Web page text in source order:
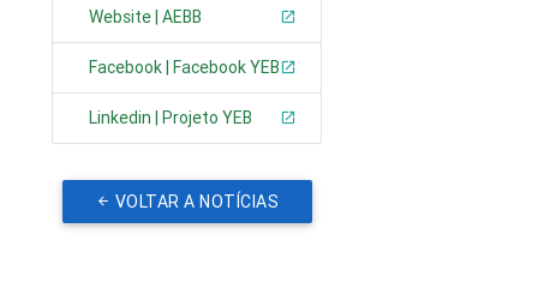
Website | AEBB
Facebook | Facebook YEB
Linkedin | Projeto YEB
VOLTAR A NOTÍCIAS